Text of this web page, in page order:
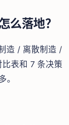
么落地？
造 / 离散制造 /
表和 7 条决策
。